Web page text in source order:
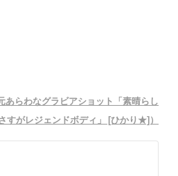
あらわなグラビアショット「素晴らし
すがレジェンドボディ」 [ひかり★]）